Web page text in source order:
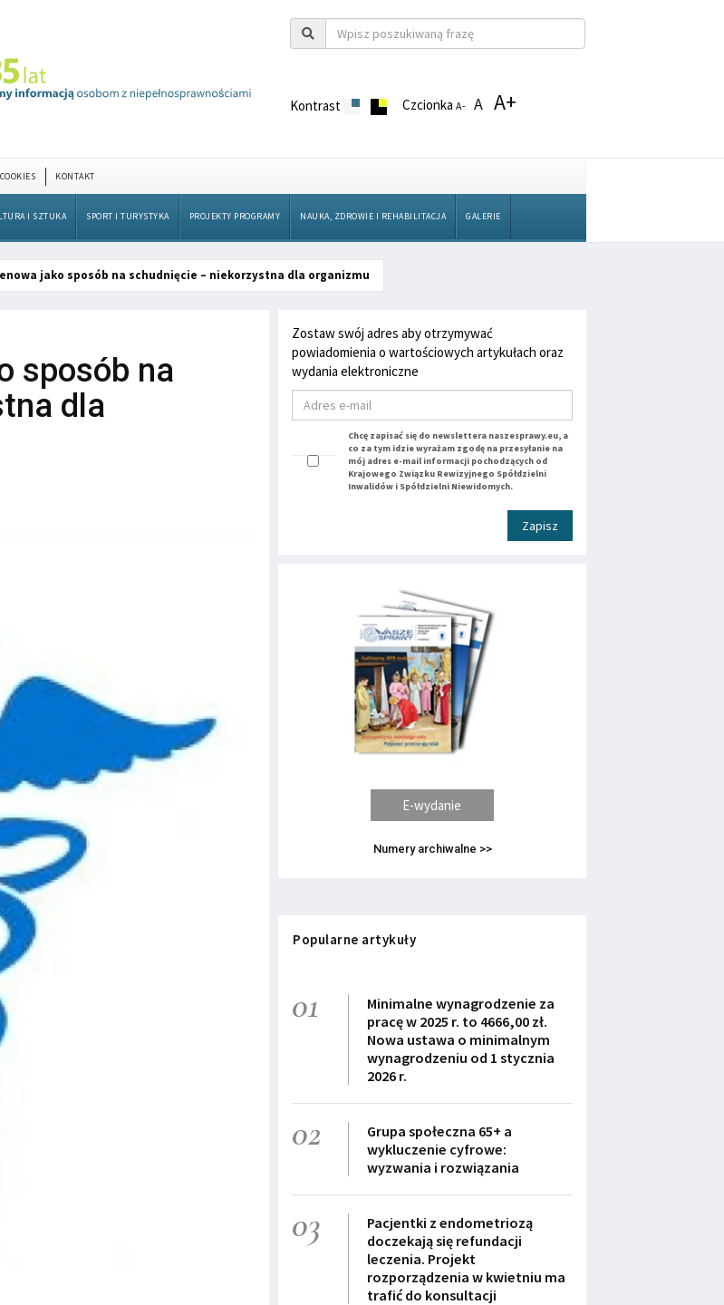
Kontrast CzcionkaA- A A+
KONTAKT
I SZTUKA SPORT I TURYSTYKA PROJEKTY PROGRAMY NAUKA, ZDROWIE I REHABILITACJA GALERIE
jako sposób na schudnięcie – niekorzystna dla organizmu
sposób na
dla
Zostaw swój adres aby otrzymywać
powiadomienia o wartościowych artykułach oraz
wydania elektroniczne
Chcę zapisać się do newslettera naszesprawy.eu, a
co za tym idzie wyrażam zgodę na przesyłanie na
mój adres e-mail informacji pochodzących od
Krajowego Związku Rewizyjnego Spółdzielni
Inwalidów i Spółdzielni Niewidomych.
Zapisz
E-wydanie
Numery archiwalne >>
Popularne artykuły
01
Minimalne wynagrodzenie za
pracę w 2025 r. to 4666,00 zł.
Nowa ustawa o minimalnym
wynagrodzeniu od 1 stycznia
2026 r.
02
Grupa społeczna 65+ a
wykluczenie cyfrowe:
wyzwania i rozwiązania
03
Pacjentki z endometriozą
doczekają się refundacji
leczenia. Projekt
rozporządzenia w kwietniu ma
trafić do konsultacji